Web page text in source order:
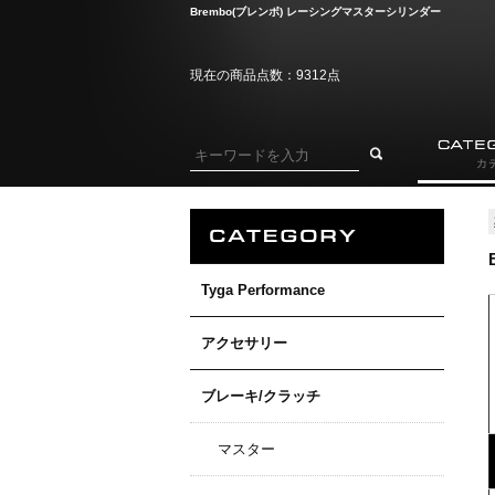
Brembo(ブレンボ) レーシングマスターシリンダー
現在の商品点数：9312点
Tyga Performance
アクセサリー
ブレーキ/クラッチ
マスター